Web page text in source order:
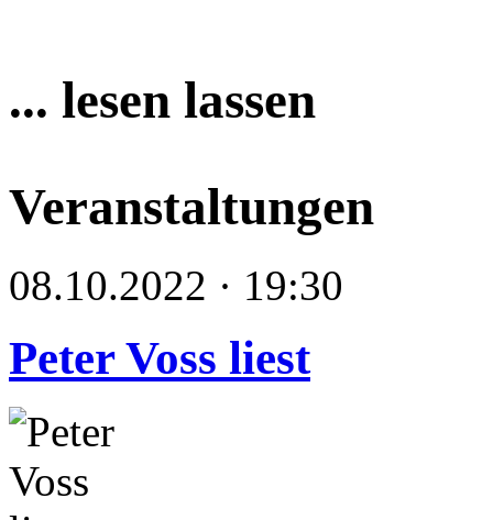
... lesen lassen
Veranstaltungen
08.10.2022 · 19:30
Peter Voss liest